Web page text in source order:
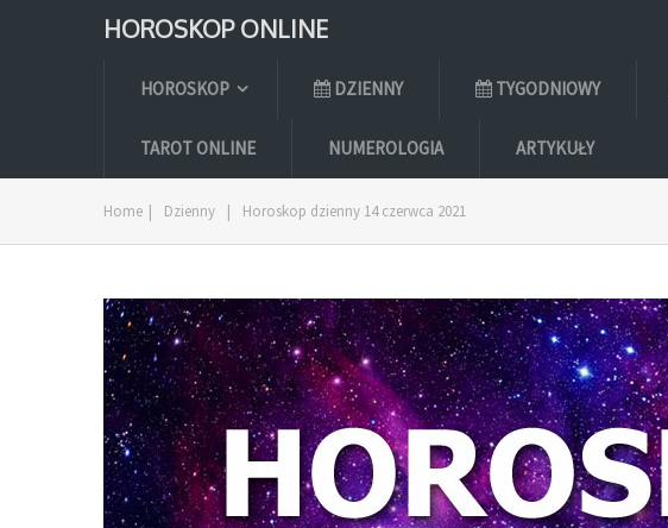
HOROSKOP ONLINE
HOROSKOP DZIENNY TYGODNIOWY
TAROT ONLINE NUMEROLOGIA ARTYKUŁY
Home | Dzienny | Horoskop dzienny 14 czerwca 2021